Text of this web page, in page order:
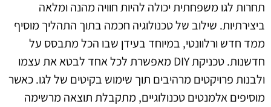
תחרות לגו משפחתית יכולה להיות חוויה מהנה ומלאה
ביצירתיות. שילוב של טכנולוגיה חכמה בתוך התהליך מוסיף
ממד חדש ורלוונטי, במיוחד בעידן שבו הכל מתבסס על
חדשנות. טכניקת DIY מאפשרת לכל אחד לבטא את עצמו
ולבנות פרויקטים מרהיבים תוך שימוש בקיטים של לגו. כאשר
מוסיפים אלמנטים טכנולוגיים, מתקבלת תוצאה מרשימה